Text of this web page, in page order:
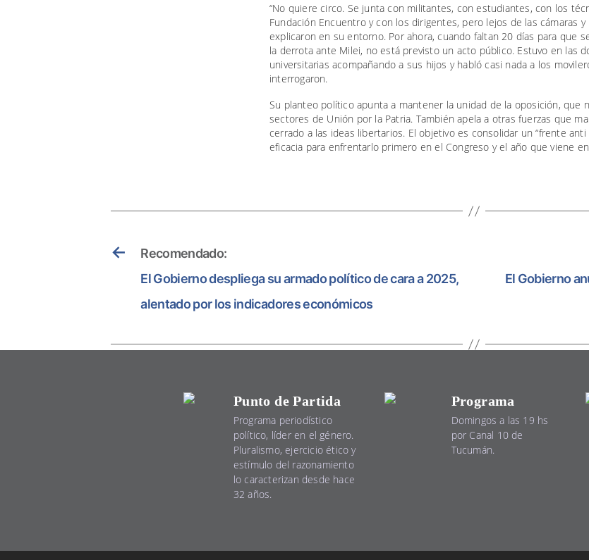
“No quiere circo. Se junta con militantes, con estudiantes, con los
Fundación Encuentro y con los dirigentes, pero lejos de las cámaras y
explicaron en su entorno. Por ahora, cuando faltan 20 días para que
la derrota ante Milei, no está previsto un acto público. Estuvo en las
universitarias acompañando a sus hijos y habló casi nada a los
interrogaron.
Su planteo político apunta a mantener la unidad de la oposición, que
sectores de Unión por la Patria. También apela a otras fuerzas que
cerrado a las ideas libertarios. El objetivo es consolidar un “frente anti
eficacia para enfrentarlo primero en el Congreso y el año que viene
←
Recomendado:
El Gobierno despliega su armado político de cara a 2025,
alentado por los indicadores económicos
El Gobierno
Punto de Partida
Programa periodístico
político, líder en el género.
Pluralismo, ejercicio ético y
estímulo del razonamiento
lo caracterizan desde hace
32 años.
Programa
Domingos a las 19 hs
por Canal 10 de
Tucumán.